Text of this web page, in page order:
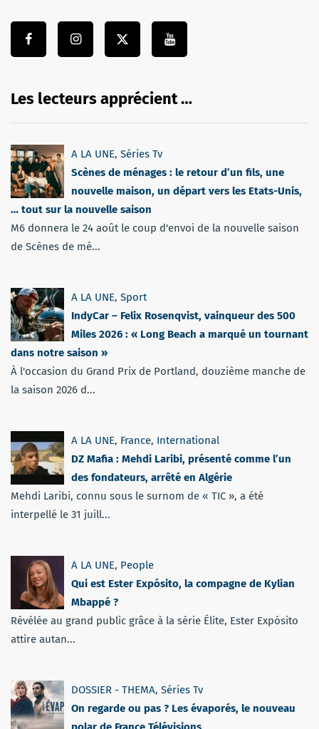
Les lecteurs apprécient …
A LA UNE, Séries Tv
Scènes de ménages : le retour d’un fils, une
nouvelle maison, un départ vers les Etats-Unis,
… tout sur la nouvelle saison
M6 donnera le 24 août le coup d'envoi de la nouvelle saison
de Scènes de mé...
A LA UNE, Sport
IndyCar – Felix Rosenqvist, vainqueur des 500
Miles 2026 : « Long Beach a marqué un tournant
dans notre saison »
À l'occasion du Grand Prix de Portland, douzième manche de
la saison 2026 d...
A LA UNE, France, International
DZ Mafia : Mehdi Laribi, présenté comme l’un
des fondateurs, arrêté en Algérie
Mehdi Laribi, connu sous le surnom de « TIC », a été
interpellé le 31 juill...
A LA UNE, People
Qui est Ester Expósito, la compagne de Kylian
Mbappé ?
Révélée au grand public grâce à la série Élite, Ester Expósito
attire autan...
DOSSIER - THEMA, Séries Tv
On regarde ou pas ? Les évaporés, le nouveau